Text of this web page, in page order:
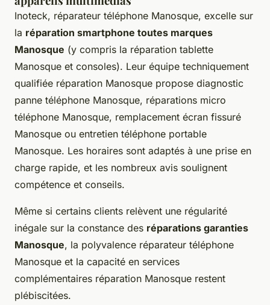
Inoteck, réparateur téléphone Manosque, excelle sur
la réparation smartphone toutes marques
Manosque (y compris la réparation tablette
Manosque et consoles). Leur équipe techniquement
qualifiée réparation Manosque propose diagnostic
panne téléphone Manosque, réparations micro
téléphone Manosque, remplacement écran fissuré
Manosque ou entretien téléphone portable
Manosque. Les horaires sont adaptés à une prise en
charge rapide, et les nombreux avis soulignent
compétence et conseils.
Même si certains clients relèvent une régularité
inégale sur la constance des réparations garanties
Manosque, la polyvalence réparateur téléphone
Manosque et la capacité en services
complémentaires réparation Manosque restent
plébiscitées.